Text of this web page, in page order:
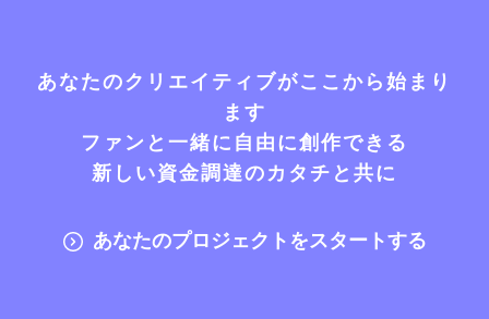
あなたのクリエイティブがここから始まり
ます
ファンと一緒に自由に創作できる
新しい資金調達のカタチと共に
あなたのプロジェクトをスタートする